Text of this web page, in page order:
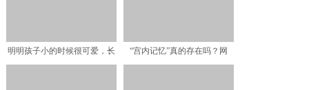
明明孩子小的时候很可爱，长
“宫内记忆”真的存在吗？网